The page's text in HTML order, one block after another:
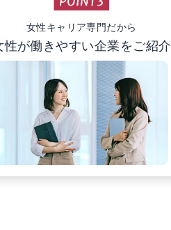
女性キャリア専門だから
性が働きやすい企業をご紹介